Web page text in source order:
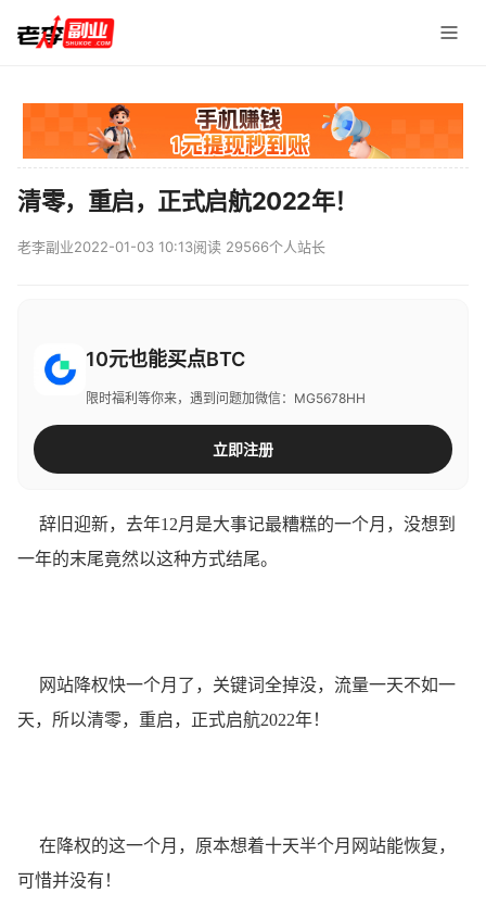
清零，重启，正式启航2022年！
老李副业2022-01-03 10:13阅读 29566个人站长
10元也能买点BTC
限时福利等你来，遇到问题加微信：MG5678HH
立即注册
辞旧迎新，去年12月是大事记最糟糕的一个月，没想到
一年的末尾竟然以这种方式结尾。
网站降权快一个月了，关键词全掉没，流量一天不如一
天，所以清零，重启，正式启航2022年！
在降权的这一个月，原本想着十天半个月网站能恢复，
可惜并没有！